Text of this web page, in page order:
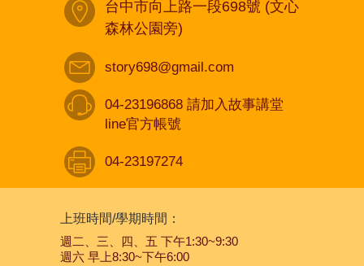
台中市向上路一段698號 (文心
森林公園旁)
story698@gmail.com
04-23196868 請加入故事講堂
line官方帳號
04-23197274
上班時間/學期時間：
週二、三、四、五 下午1:30~9:30
週六 早上8:30~下午6:00